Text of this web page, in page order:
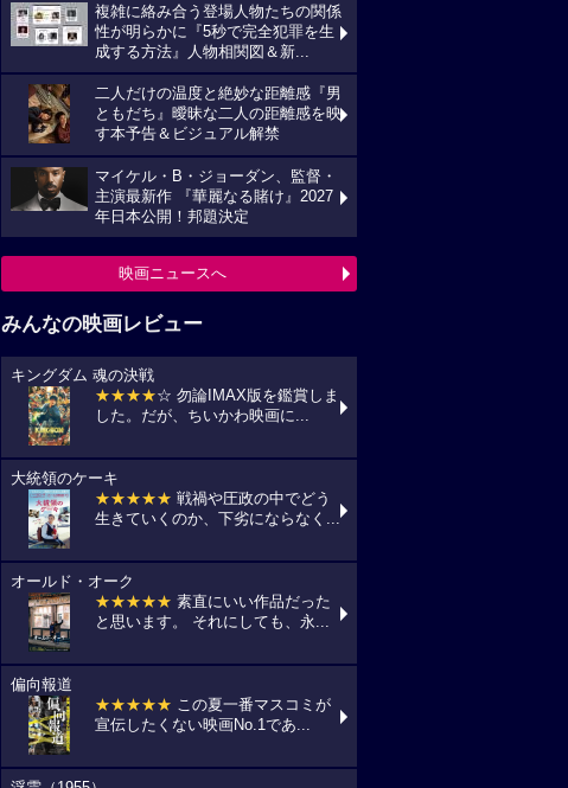
複雑に絡み合う登場人物たちの関係
性が明らかに『5秒で完全犯罪を生
成する方法』人物相関図＆新...
二人だけの温度と絶妙な距離感『男
ともだち』曖昧な二人の距離感を映
す本予告＆ビジュアル解禁
マイケル・B・ジョーダン、監督・
主演最新作 『華麗なる賭け』2027
年日本公開！邦題決定
映画ニュースへ
みんなの映画レビュー
キングダム 魂の決戦
★★★★☆ 勿論IMAX版を鑑賞しま
した。だが、ちいかわ映画に...
大統領のケーキ
★★★★★ 戦禍や圧政の中でどう
生きていくのか、下劣にならなく...
オールド・オーク
★★★★★ 素直にいい作品だった
と思います。 それにしても、永...
偏向報道
★★★★★ この夏一番マスコミが
宣伝したくない映画No.1であ...